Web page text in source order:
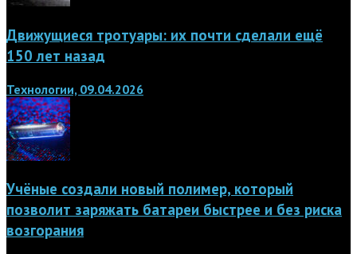
Движущиеся тротуары: их почти сделали ещё
150 лет назад
Технологии, 09.04.2026
Учёные создали новый полимер, который
позволит заряжать батареи быстрее и без риска
возгорания